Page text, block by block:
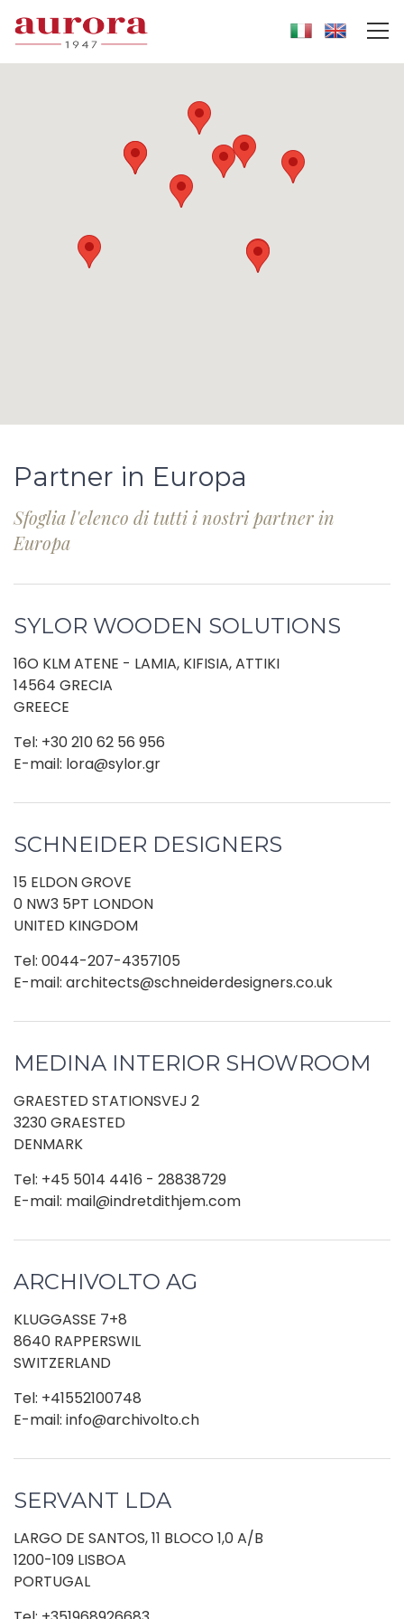
Partner in Europa
Sfoglia l'elenco di tutti i nostri partner in
Europa
SYLOR WOODEN SOLUTIONS
16O KLM ATENE - LAMIA, KIFISIA, ATTIKI
14564 GRECIA
GREECE
Tel: +30 210 62 56 956
E-mail: lora@sylor.gr
SCHNEIDER DESIGNERS
15 ELDON GROVE
0 NW3 5PT LONDON
UNITED KINGDOM
Tel: 0044-207-4357105
E-mail: architects@schneiderdesigners.co.uk
MEDINA INTERIOR SHOWROOM
GRAESTED STATIONSVEJ 2
3230 GRAESTED
DENMARK
Tel: +45 5014 4416 - 28838729
E-mail: mail@indretdithjem.com
ARCHIVOLTO AG
KLUGGASSE 7+8
8640 RAPPERSWIL
SWITZERLAND
Tel: +41552100748
E-mail: info@archivolto.ch
SERVANT LDA
LARGO DE SANTOS, 11 BLOCO 1,0 A/B
1200-109 LISBOA
PORTUGAL